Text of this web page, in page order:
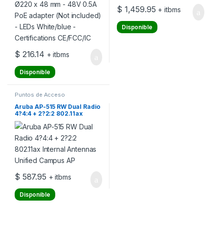
$ 216.14 + itbms
Disponible
$ 1,459.95 + itbms
Disponible
Puntos de Acceso
Aruba AP-515 RW Dual Radio
4?4:4 + 2?2:2 802.11ax
Internal Antennas Unified
Campus AP
$ 587.95 + itbms
Disponible